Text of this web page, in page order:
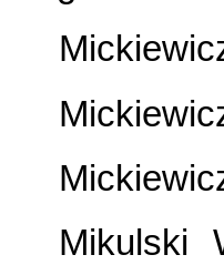
Mikulski